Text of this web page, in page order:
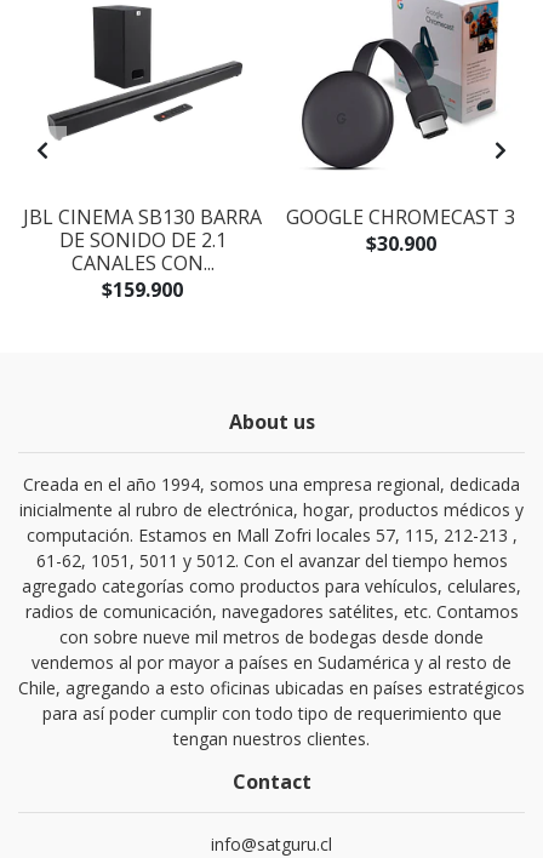
JBL CINEMA SB130 BARRA
DE SONIDO DE 2.1
CANALES CON...
$159.900
GOOGLE CHROMECAST 3
$30.900
About us
Creada en el año 1994, somos una empresa regional, dedicada
inicialmente al rubro de electrónica, hogar, productos médicos y
computación. Estamos en Mall Zofri locales 57, 115, 212-213 ,
61-62, 1051, 5011 y 5012. Con el avanzar del tiempo hemos
agregado categorías como productos para vehículos, celulares,
radios de comunicación, navegadores satélites, etc. Contamos
con sobre nueve mil metros de bodegas desde donde
vendemos al por mayor a países en Sudamérica y al resto de
Chile, agregando a esto oficinas ubicadas en países estratégicos
para así poder cumplir con todo tipo de requerimiento que
tengan nuestros clientes.
Contact
info@satguru.cl